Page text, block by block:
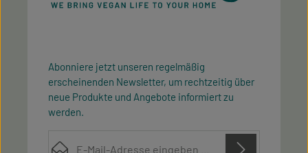
Abonniere jetzt unseren regelmäßig
erscheinenden Newsletter, um rechtzeitig über
neue Produkte und Angebote informiert zu
werden.